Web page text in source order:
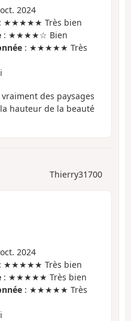
2024
: ★★★★★ Très bien
: ★★★★☆ Bien
: ★★★★★ Très
des paysages
hauteur de la beauté
Thierry31700
2024
: ★★★★★ Très bien
: ★★★★★ Très bien
: ★★★★★ Très